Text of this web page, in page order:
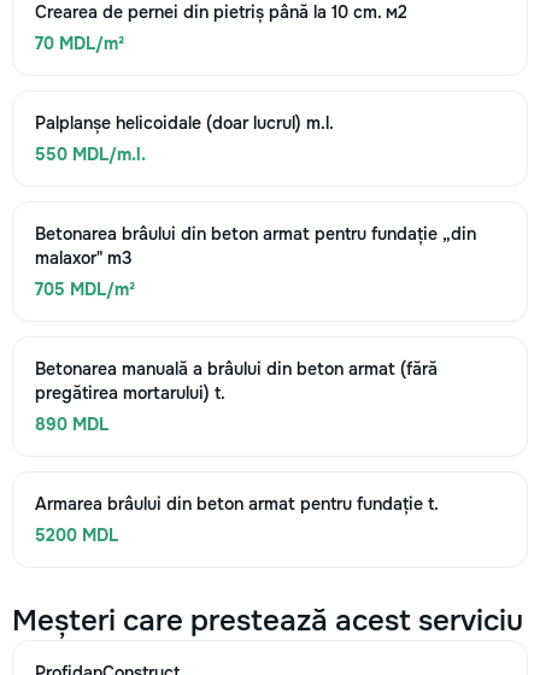
Crearea de pernei din pietriș până la 10 cm. м2
70 MDL/m²
Palplanșe helicoidale (doar lucrul) m.l.
550 MDL/m.l.
Betonarea brâului din beton armat pentru fundație „din
malaxor" m3
705 MDL/m²
Betonarea manuală a brâului din beton armat (fără
pregătirea mortarului) t.
890 MDL
Armarea brâului din beton armat pentru fundație t.
5200 MDL
Meșteri care prestează acest serviciu